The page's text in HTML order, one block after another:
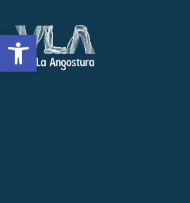
Open toolbar